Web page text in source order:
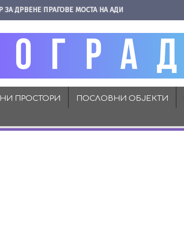
ЗА ДРВЕНЕ ПРАГОВЕ МОСТА НА АДИ
ПРОСТОРИ ПОСЛОВНИ ОБЈЕКТИ